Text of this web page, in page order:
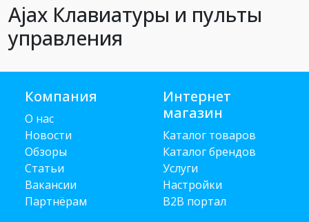
Ajax Клавиатуры и пульты
управления
Компания
О нас
Новости
Обзоры
Статьи
Вакансии
Партнёрам
Интернет
магазин
Каталог товаров
Каталог брендов
Услуги
Настройки
B2B портал